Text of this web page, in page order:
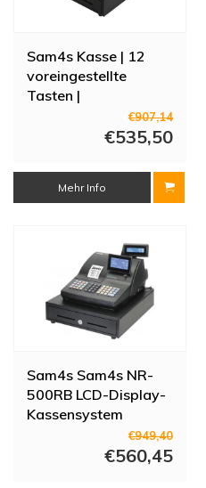
Sam4s Kasse | 12
voreingestellte
Tasten |
Kassenschublade |
400x450x266(h)mm
€907,14
€535,50
Mehr Info
Sam4s Sam4s NR-
500RB LCD-Display-
Kassensystem
€949,40
€560,45